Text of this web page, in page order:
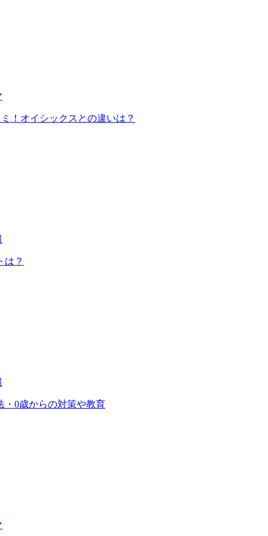
！オイシックスとの違いは？
は？
・0歳からの対策や教育